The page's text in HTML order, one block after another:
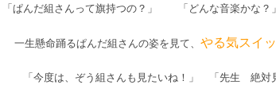
「ぱんだ組さんって旗持つの？」 「どんな音楽かな？
一生懸命踊るぱんだ組さんの姿を見て、 やる気スイ
「今度は、ぞう組さんも見たいね！」 「先生 絶対